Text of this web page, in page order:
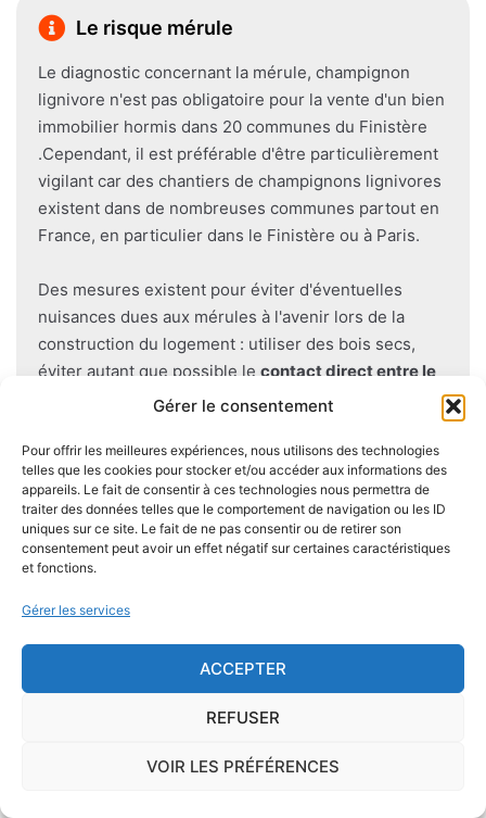
Gérer le consentement
Pour offrir les meilleures expériences, nous utilisons des technologies
telles que les cookies pour stocker et/ou accéder aux informations des
appareils. Le fait de consentir à ces technologies nous permettra de
traiter des données telles que le comportement de navigation ou les ID
uniques sur ce site. Le fait de ne pas consentir ou de retirer son
consentement peut avoir un effet négatif sur certaines caractéristiques
et fonctions.
Gérer les services
ACCEPTER
REFUSER
VOIR LES PRÉFÉRENCES
Le risque mérule
Le diagnostic concernant la mérule, champignon
lignivore n'est pas obligatoire pour la vente d'un bien
immobilier hormis dans 20 communes du Finistère
.Cependant, il est préférable d'être particulièrement
vigilant car des chantiers de champignons lignivores
existent dans de nombreuses communes partout en
France, en particulier dans le Finistère ou à Paris.
Des mesures existent pour éviter d'éventuelles
nuisances dues aux mérules à l'avenir lors de la
construction du logement : utiliser des bois secs,
éviter autant que possible le contact direct entre le
, s'assurer de l'étanchéité des façades et
Je demande le descriptif des
Le risque Radon
dans une zone deconcentration de radon de 1